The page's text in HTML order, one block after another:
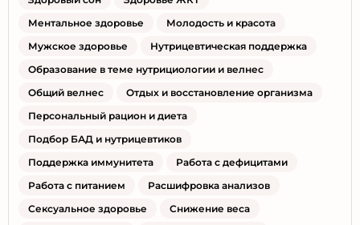
Ментальное здоровье
Молодость и красота
Мужское здоровье
Нутрицевтическая поддержка
Образование в теме нутрициологии и велнес
Общий велнес
Отдых и восстановление организма
Персональный рацион и диета
Подбор БАД и нутрицевтиков
Поддержка иммунитета
Работа с дефицитами
Работа с питанием
Расшифровка анализов
Сексуальное здоровье
Снижение веса